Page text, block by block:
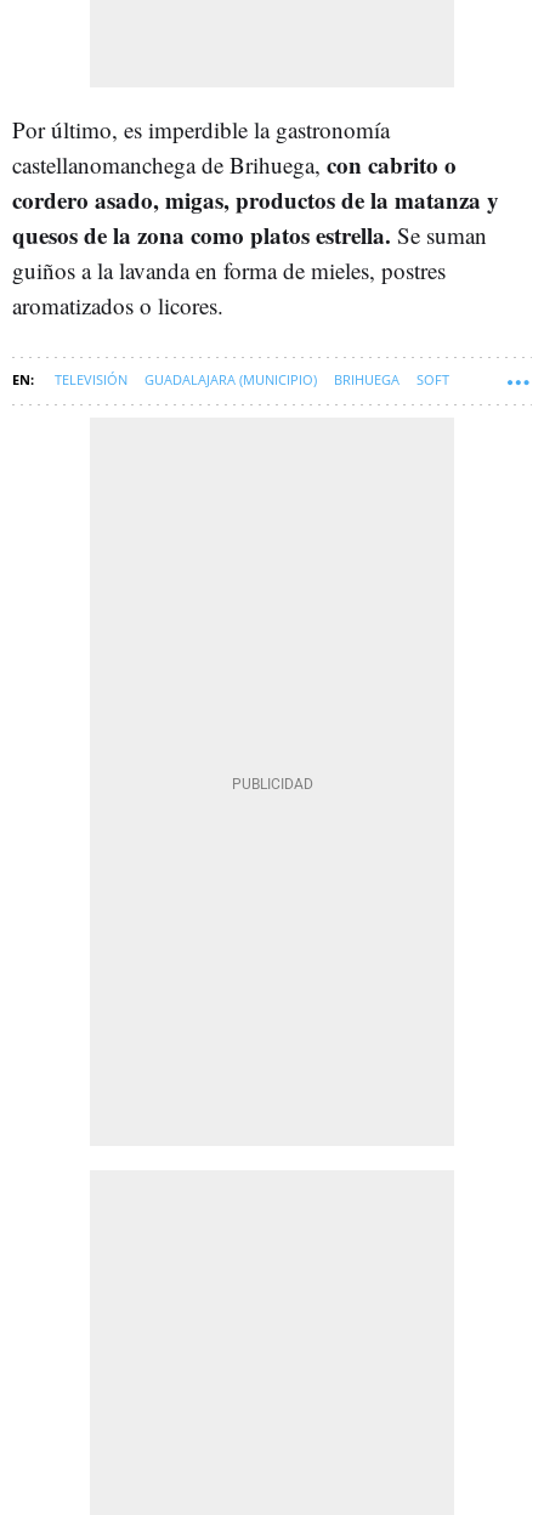
Por último, es imperdible la gastronomía
castellanomanchega de Brihuega, con cabrito o
cordero asado, migas, productos de la matanza y
quesos de la zona como platos estrella. Se suman
guiños a la lavanda en forma de mieles, postres
aromatizados o licores.
TELEVISIÓN GUADALAJARA (MUNICIPIO) BRIHUEGA SOFT